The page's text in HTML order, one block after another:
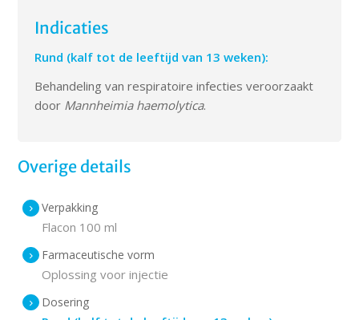
Indicaties
Rund (kalf tot de leeftijd van 13 weken):
Behandeling van respiratoire infecties veroorzaakt
door Mannheimia haemolytica.
Overige details
Verpakking
Flacon 100 ml
Farmaceutische vorm
Oplossing voor injectie
Dosering